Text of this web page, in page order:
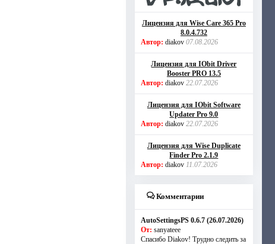
Лицензия для Wise Care 365 Pro
8.0.4.732
Автор: diakov 07.08.2026
Лицензия для IObit Driver
Booster PRO 13.5
Автор: diakov 22.07.2026
Лицензия для IObit Software
Updater Pro 9.0
Автор: diakov 22.07.2026
Лицензия для Wise Duplicate
Finder Pro 2.1.9
Автор: diakov 11.07.2026
Комментарии
AutoSettingsPS 0.6.7 (26.07.2026)
От: sanyateee
Спасибо Diakov! Трудно следить за